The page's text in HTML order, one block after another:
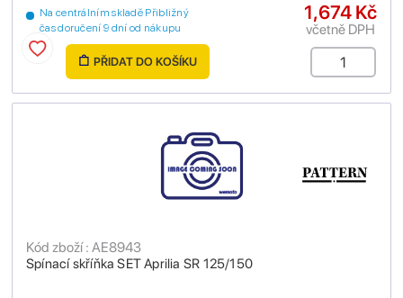
Na centrálním skladě Přibližný
čas doručení 9 dní od nákupu
1,674 Kč
včetně DPH
PŘIDAT DO KOŠÍKU
Spínací skříňka SET Aprilia SR 125/150
Kód zboží : AE8943